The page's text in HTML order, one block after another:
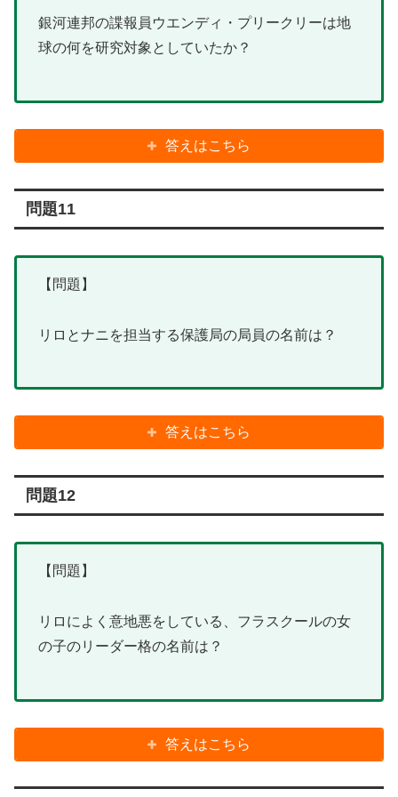
銀河連邦の諜報員ウエンディ・プリークリーは地
球の何を研究対象としていたか？
答えはこちら
問題11
【問題】
リロとナニを担当する保護局の局員の名前は？
答えはこちら
問題12
【問題】
リロによく意地悪をしている、フラスクールの女
の子のリーダー格の名前は？
答えはこちら